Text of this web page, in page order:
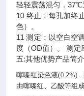
轻轻震荡混匀，37℃
10 终止：每孔加终
色）。
11 测定：以空白空
度（OD值）。 测定
五:其他优势产品简介
噻嗪红染色液(0.2%) .
由噻嗪红、乙酸等组成